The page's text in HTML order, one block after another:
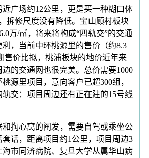
场约12公里，更是买一种糊口体
拆修尺度没有降低。宝山顾村板块
万/㎡，将来将构成“四轨交”的交通
，当前中环桃源里的售价（约8.3
售价比拟，桃浦板块的地价近年来
的交通网也很完美。总价需要1000
源里项目，意向客户已超300组，
交：项目周边还有正在建的15号线
心窝的阐发，需要自驾或乘坐公
话，距离项目约1公里，项目周边3
海市同济病院、复旦大学从属华山病